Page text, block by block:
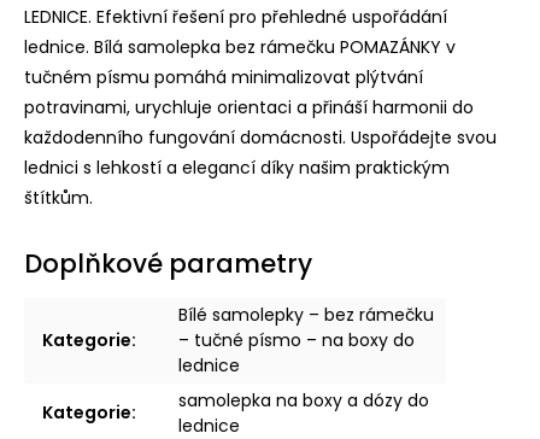
LEDNICE. Efektivní řešení pro přehledné uspořádání
lednice. Bílá samolepka bez rámečku POMAZÁNKY v
tučném písmu pomáhá minimalizovat plýtvání
potravinami, urychluje orientaci a přináší harmonii do
každodenního fungování domácnosti. Uspořádejte svou
lednici s lehkostí a elegancí díky našim praktickým
štítkům.
Doplňkové parametry
Kategorie:
Bílé samolepky – bez rámečku
– tučné písmo – na boxy do
lednice
Kategorie:
samolepka na boxy a dózy do
lednice